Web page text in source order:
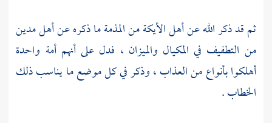
ثم قد ذكر الله عنأهل الأيكةمن المذمة ما ذكره عنأهل مدين
من التطفيف في المكيال والميزان ، فدل على أنهم أمة واحدة
أهلكوا بأنواع من العذاب ، وذكر في كل موضع ما يناسب ذلك
الخطاب .